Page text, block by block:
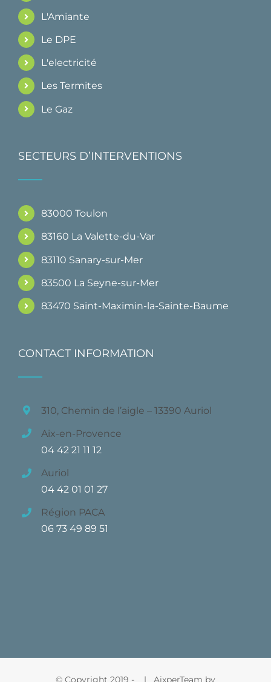
L'Amiante
Le DPE
L'electricité
Les Termites
Le Gaz
SECTEURS D’INTERVENTIONS
83000 Toulon
83160 La Valette-du-Var
83110 Sanary-sur-Mer
83500 La Seyne-sur-Mer
83470 Saint-Maximin-la-Sainte-Baume
CONTACT INFORMATION
310, Chemin de l’aigle – 13390 Auriol
Aix-en-Provence
04 42 21 11 12
Auriol
04 42 01 01 27
Région PACA
06 73 49 89 51
© Copyright 2019 - | AixperTeam by